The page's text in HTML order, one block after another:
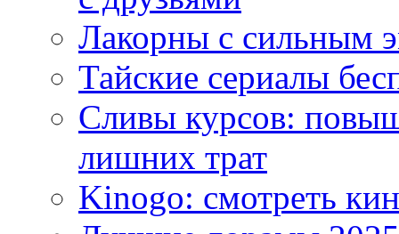
Лакорны с сильным
Тайские сериалы
Сливы курсов:
лишних трат
Kinogo: смотреть